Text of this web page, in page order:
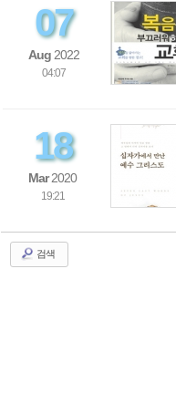
07
Aug 2022
04:07
18
Mar 2020
19:21
검색